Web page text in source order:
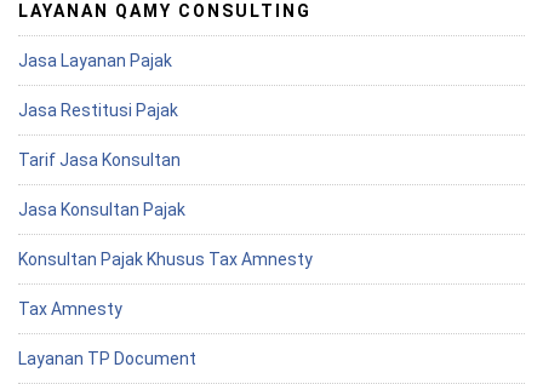
LAYANAN QAMY CONSULTING
Jasa Layanan Pajak
Jasa Restitusi Pajak
Tarif Jasa Konsultan
Jasa Konsultan Pajak
Konsultan Pajak Khusus Tax Amnesty
Tax Amnesty
Layanan TP Document